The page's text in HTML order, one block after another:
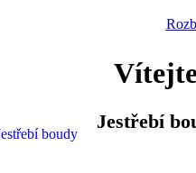
Jestřebí